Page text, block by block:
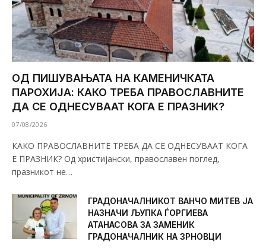
ОД ПИШУВАЊАТА НА КАМЕНИЧКАТА
ПАРОХИЈА: КАКО ТРЕБА ПРАВОСЛАВНИТЕ
ДА СЕ ОДНЕСУВААТ КОГА Е ПРАЗНИК?
07/08/2026
КАКО ПРАВОСЛАВНИТЕ ТРЕБА ДА СЕ ОДНЕСУВААТ КОГА
Е ПРАЗНИК? Од христијански, православен поглед,
празникот не…
ГРАДОНАЧАЛНИКОТ ВАНЧО МИТЕВ ЈА
НАЗНАЧИ ЉУПКА ЃОРГИЕВА
АТАНАСОВА ЗА ЗАМЕНИК
ГРАДОНАЧАЛНИК НА ЗРНОВЦИ